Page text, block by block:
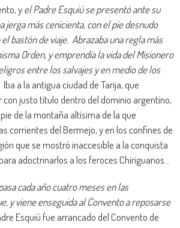
yel Padre Esquiú se presentó ante su
jerga más cenicienta, con el pie desnudo
bastón de viaje. Abrazaba una regla más
Orden, y emprendía la vida del Misionero
entre los salvajes y en medio de los
a la antigua ciudad de Tarija, que
justo título dentro del dominio argentino,
de la montaña altísima de la que
corrientes del Bermejo, y en los confines de
que se mostró inaccesible a la conquista
adoctrinarlos a los feroces Chiriguanos…
cada año cuatro meses en las
y viene enseguida al Convento a reposarse
Esquiú fue arrancado del Convento de